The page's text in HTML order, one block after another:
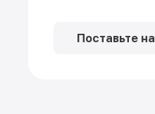
Поставьте